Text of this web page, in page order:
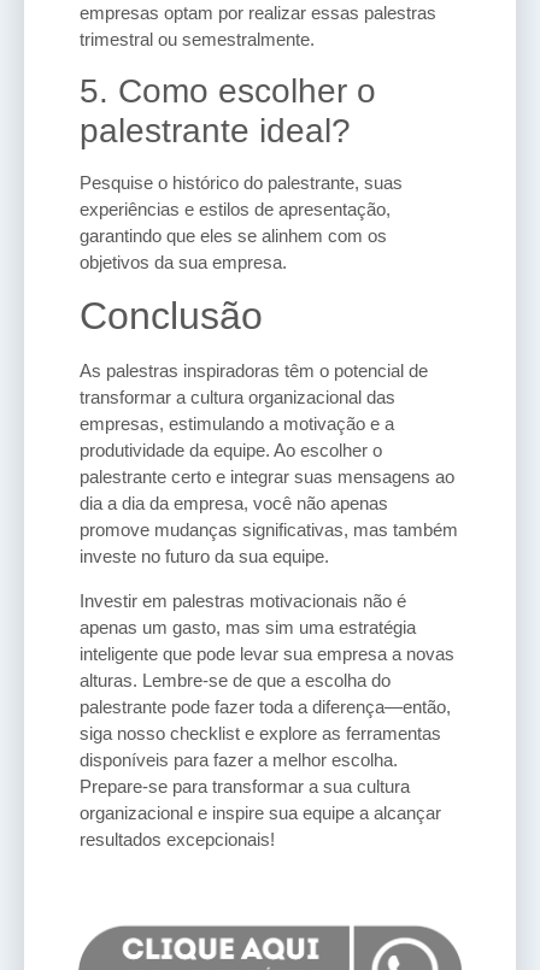
empresas optam por realizar essas palestras
trimestral ou semestralmente.
5. Como escolher o
palestrante ideal?
Pesquise o histórico do palestrante, suas
experiências e estilos de apresentação,
garantindo que eles se alinhem com os
objetivos da sua empresa.
Conclusão
As palestras inspiradoras têm o potencial de
transformar a cultura organizacional das
empresas, estimulando a motivação e a
produtividade da equipe. Ao escolher o
palestrante certo e integrar suas mensagens ao
dia a dia da empresa, você não apenas
promove mudanças significativas, mas também
investe no futuro da sua equipe.
Investir em palestras motivacionais não é
apenas um gasto, mas sim uma estratégia
inteligente que pode levar sua empresa a novas
alturas. Lembre-se de que a escolha do
palestrante pode fazer toda a diferença—então,
siga nosso checklist e explore as ferramentas
disponíveis para fazer a melhor escolha.
Prepare-se para transformar a sua cultura
organizacional e inspire sua equipe a alcançar
resultados excepcionais!